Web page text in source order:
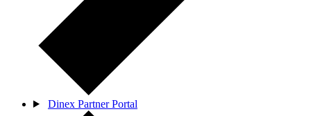
Dinex Partner Portal